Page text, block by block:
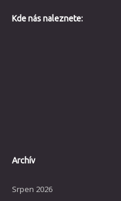
Kde nás naleznete:
Archív
Srpen 2026